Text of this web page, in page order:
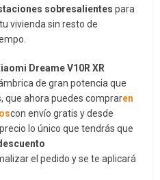
sobresalientes para
vivienda sin resto de
Dreame V10R XR
de gran potencia que
que ahora puedes compraren
con envío gratis y desde
lo único que tendrás que
el pedido y se te aplicará